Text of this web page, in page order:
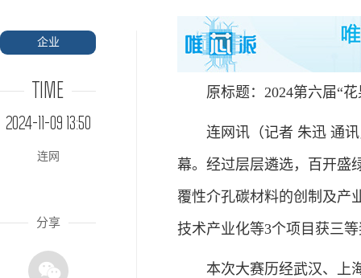
企业
TIME
2024-11-09 13:50
连网
分享
原标题：2024第六届“
连网讯（记者 朱迅 通
幕。经过层层遴选，百开盛
覆性介孔碳材料的创制及产
技术产业化等3个项目获三
本次大赛历经武汉、上